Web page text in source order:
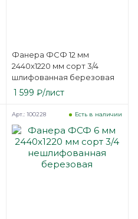
Фанера ФСФ 12 мм
2440х1220 мм сорт 3/4
шлифованная березовая
1 599 ₽/лист
Есть в наличии
Арт.: 100228